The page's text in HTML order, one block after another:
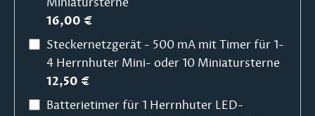
Miniatursterne
16,00 €
Steckernetzgerät - 500 mA mit Timer für 1-
4 Herrnhuter Mini- oder 10 Miniatursterne
12,50 €
Batterietimer für 1 Herrnhuter LED-